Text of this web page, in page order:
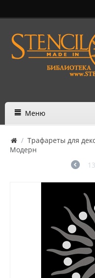
Меню
/ Трафареты для
Модерн